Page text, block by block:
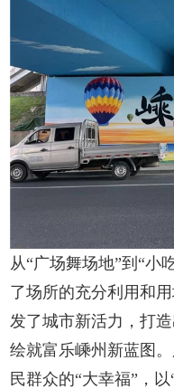
从“广场舞场地”到“小
了场所的充分利用和
发了城市新活力，打
绘就富乐嵊州新蓝图
民群众的“大幸福”，